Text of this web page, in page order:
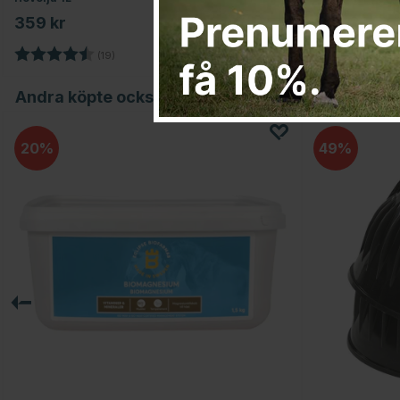
359 kr
Betyg: (19) 4.8 utav 5 stjärnor
249 kr
Andra köpte också
20 49